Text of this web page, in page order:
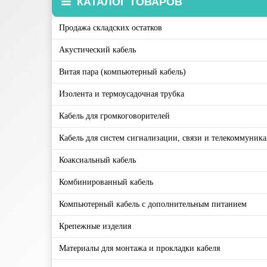
Продажа складских остатков
Акустический кабель
Витая пара (компьютерный кабель)
Изолента и термоусадочная трубка
Кабель для громкоговорителей
Кабель для систем сигнализации, связи и
Коаксиальный кабель
Комбинированный кабель
Компьютерный кабель с дополнительным питанием
Крепежные изделия
Материалы для монтажа и прокладки кабеля